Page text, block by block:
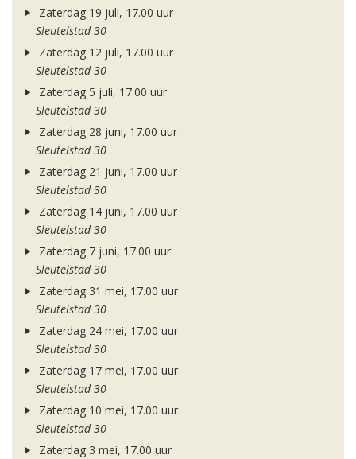
Zaterdag 19 juli, 17.00 uur
Sleutelstad 30
Zaterdag 12 juli, 17.00 uur
Sleutelstad 30
Zaterdag 5 juli, 17.00 uur
Sleutelstad 30
Zaterdag 28 juni, 17.00 uur
Sleutelstad 30
Zaterdag 21 juni, 17.00 uur
Sleutelstad 30
Zaterdag 14 juni, 17.00 uur
Sleutelstad 30
Zaterdag 7 juni, 17.00 uur
Sleutelstad 30
Zaterdag 31 mei, 17.00 uur
Sleutelstad 30
Zaterdag 24 mei, 17.00 uur
Sleutelstad 30
Zaterdag 17 mei, 17.00 uur
Sleutelstad 30
Zaterdag 10 mei, 17.00 uur
Sleutelstad 30
Zaterdag 3 mei, 17.00 uur